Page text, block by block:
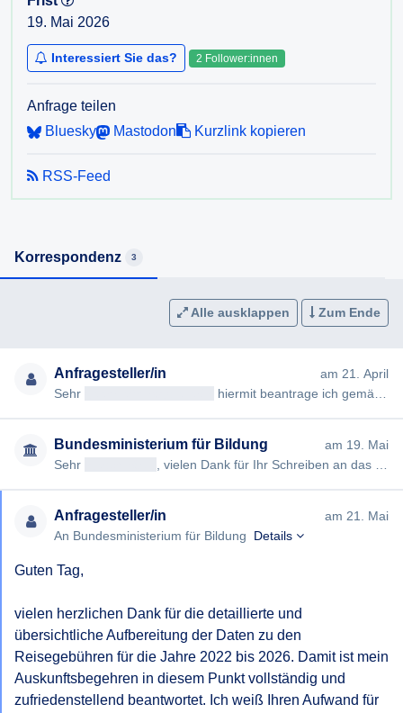
19. Mai 2026
Interessiert Sie das? 2 Follower:innen
Anfrage teilen
Bluesky
Mastodon Kurzlink kopieren
RSS-Feed
Korrespondenz 3
Alle ausklappen Zum Ende
Anfragesteller/in
am 21. April
Sehr
hiermit beantrage ich gemäß § 7ff Informationsfreiheitsgesetz (IFG) die Erteilung fo…
Bundesministerium für Bildung
am 19. Mai
Sehr
, vielen Dank für Ihr Schreiben an das Bürger/innenservice des Bundesministeriums für Bildung. Da…
Anfragesteller/in
am 21. Mai
An Bundesministerium für Bildung
Details
Guten Tag,
vielen herzlichen Dank für die detaillierte und
übersichtliche Aufbereitung der Daten zu den
Reisegebühren für die Jahre 2022 bis 2026. Damit ist mein
Auskunftsbegehren in diesem Punkt vollständig und
zufriedenstellend beantwortet. Ich weiß Ihren Aufwand für